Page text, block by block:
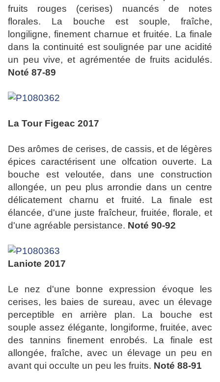
fruits rouges (cerises) nuancés de notes
florales. La bouche est souple, fraîche,
longiligne, finement charnue et fruitée. La finale
dans la continuité est soulignée par une acidité
un peu vive, et agrémentée de fruits acidulés.
Noté 87-89
La Tour Figeac 2017
Des arômes de cerises, de cassis, et de légères
épices caractérisent une olfcation ouverte. La
bouche est veloutée, dans une construction
allongée, un peu plus arrondie dans un centre
délicatement charnu et fruité. La finale est
élancée, d'une juste fraîcheur, fruitée, florale, et
d'une agréable persistance. Noté 90-92
Laniote 2017
Le nez d'une bonne expression évoque les
cerises, les baies de sureau, avec un élevage
perceptible en arrière plan. La bouche est
souple assez élégante, longiforme, fruitée, avec
des tannins finement enrobés. La finale est
allongée, fraîche, avec un élevage un peu en
avant qui occulte un peu les fruits. Noté 88-91